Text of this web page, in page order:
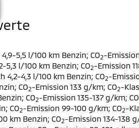
5,5 l/100 km Benzin; CO2-
5,3 l/100 km Benzin; CO2-Emission
4,2-4,3 l/100 km Benzin; CO2-
CO2-Emission 133 g/km; CO2-
CO2-Emission 135-137 g/km; CO
CO2-Emission 99-100 g/km; CO2-
km Benzin; CO2-Emission 134-138